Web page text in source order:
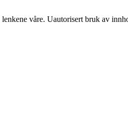
våre. Uautorisert bruk av